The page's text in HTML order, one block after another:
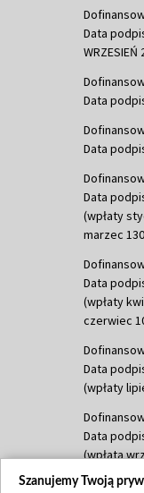
Data
WRZESIEŃ
Data
Data
Data
(wpłaty
marzec
Data
(wpłaty
czerwiec
Data
(wpłaty
Data
(wpłata
Szanujemy Twoją